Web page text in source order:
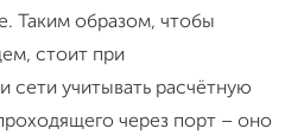
Таким образом, чтобы
стоит при
сети учитывать расчётную
через порт – оно